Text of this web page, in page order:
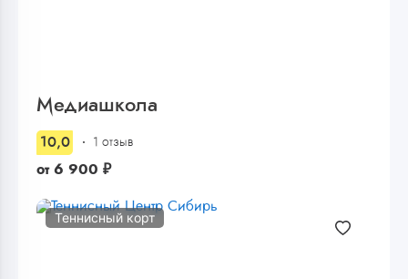
Медиашкола
10,0 1 отзыв
от 6 900 ₽
Теннисный корт